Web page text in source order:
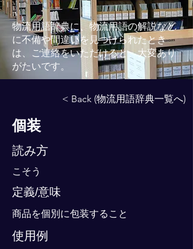
物流用語辞典に、物流用語の解説など
に不備や間違いを見つけられたとき
は、ご連絡をいただけると、大変あり
がたいです。
< Back (物流用語辞典一覧へ)
個装
読み方
こそう
定義/意味
商品を個別に包装すること
使用例